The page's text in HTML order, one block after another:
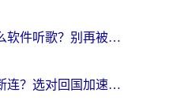
中国人在国外用什么软件听歌？别再被地域限制卡脖子，这篇教你轻松解锁国内音乐库
在海外听网易云总断连？选对回国加速器，告别地区限制和卡顿